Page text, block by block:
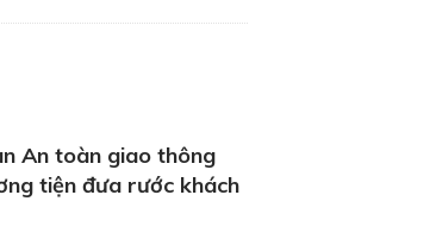
An toàn giao thông
tiện đưa rước khách